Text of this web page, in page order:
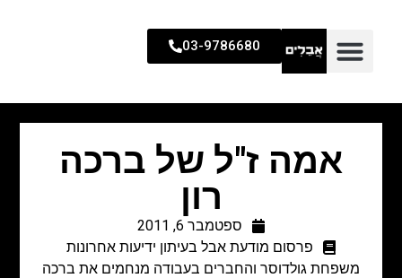
03-9786680
אמה ז"ל של ברכה
רון
ספטמבר 6, 2011
פרסום מודעת אבל בעיתון ידיעות אחרונות
משפחת גולדוסר והחברים בעבודה מנחמים את ברכה